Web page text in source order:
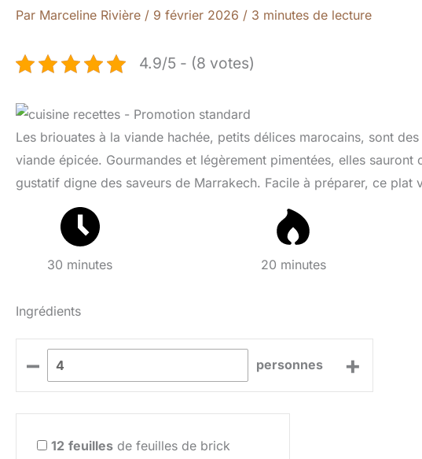
Par Marceline Rivière / 9 février 2026 / 3 minutes de lecture
4.9/5 - (8 votes)
Les briouates à la viande hachée, petits délices marocains, sont
viande épicée. Gourmandes et légèrement pimentées, elles
gustatif digne des saveurs de Marrakech. Facile à préparer, ce
30 minutes 20 minutes
Ingrédients
– personnes +
12 feuilles de feuilles de brick